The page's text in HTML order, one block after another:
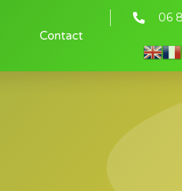
Contact
‭06